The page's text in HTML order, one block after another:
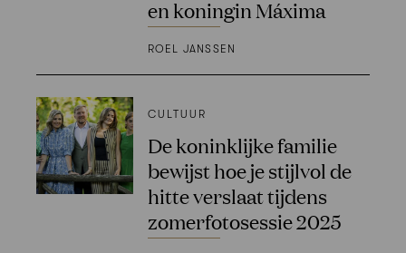
en koningin Máxima
ROEL JANSSEN
CULTUUR
De koninklijke familie
bewijst hoe je stijlvol de
hitte verslaat tijdens
zomerfotosessie 2025